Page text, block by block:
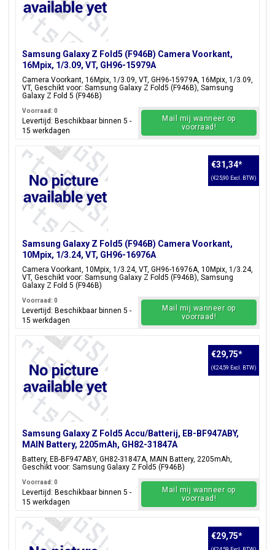
Samsung Galaxy Z Fold5 (F946B) Camera Voorkant,
16Mpix, 1/3.09, VT, GH96-15979A
Camera Voorkant, 16Mpix, 1/3.09, VT, GH96-15979A, 16Mpix, 1/3.09,
VT, Geschikt voor: Samsung Galaxy Z Fold5 (F946B), Samsung
Galaxy Z Fold 5 (F946B)
Voorraad: 0
Levertijd: Beschikbaar binnen 5 -
15 werkdagen
Mail mij wanneer op
voorraad!
Samsung Galaxy Z Fold5 (F946B) Camera Voorkant,
10Mpix, 1/3.24, VT, GH96-16976A
Camera Voorkant, 10Mpix, 1/3.24, VT, GH96-16976A, 10Mpix, 1/3.24,
VT, Geschikt voor: Samsung Galaxy Z Fold5 (F946B), Samsung
Galaxy Z Fold 5 (F946B)
€31,34*
(€25,90 Excl. BTW)
Voorraad: 0
Levertijd: Beschikbaar binnen 5 -
15 werkdagen
Mail mij wanneer op
voorraad!
Samsung Galaxy Z Fold5 Accu/Batterij, EB-BF947ABY,
MAIN Battery, 2205mAh, GH82-31847A
Battery, EB-BF947ABY, GH82-31847A, MAIN Battery, 2205mAh,
Geschikt voor: Samsung Galaxy Z Fold5 (F946B)
€29,75*
(€24,59 Excl. BTW)
Voorraad: 0
Levertijd: Beschikbaar binnen 5 -
15 werkdagen
Mail mij wanneer op
voorraad!
€29,75*